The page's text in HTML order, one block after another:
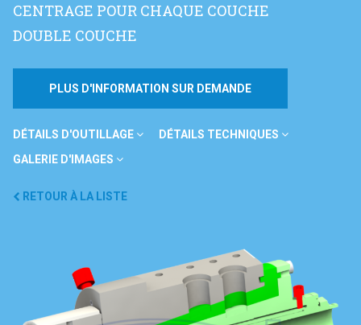
CENTRAGE POUR CHAQUE COUCHE
DOUBLE COUCHE
PLUS D'INFORMATION SUR DEMANDE
DÉTAILS D'OUTILLAGE
DÉTAILS TECHNIQUES
GALERIE D'IMAGES
RETOUR À LA LISTE